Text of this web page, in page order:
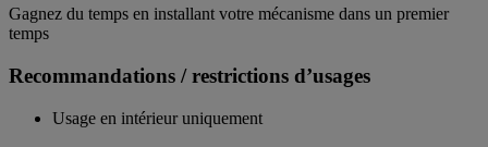
Gagnez du temps en installant votre mécanisme dans un premier
temps
Recommandations / restrictions d’usages
Usage en intérieur uniquement